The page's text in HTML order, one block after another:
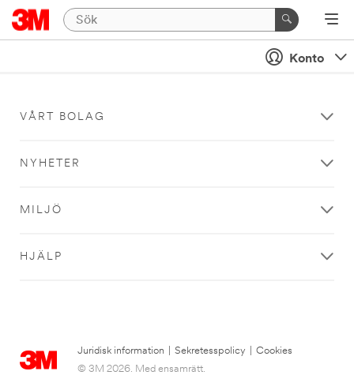
Konto
VÅRT BOLAG
NYHETER
MILJÖ
HJÄLP
Juridisk information Sekretesspolicy
Cookies
© 3M 2026. Med ensamrätt.